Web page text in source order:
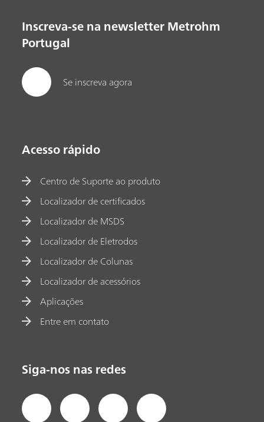
Inscreva-se na newsletter Metrohm
Portugal
Se inscreva agora
Acesso rápido
Centro de Suporte ao produto
Localizador de certificados
Localizador de MSDS
Localizador de Eletrodos
Localizador de Colunas
Localizador de acessórios
Aplicações
Entre em contato
Siga-nos nas redes